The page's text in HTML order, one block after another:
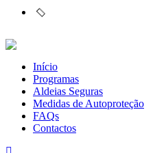
Início
Programas
Aldeias Seguras
Medidas de Autoproteção
FAQs
Contactos